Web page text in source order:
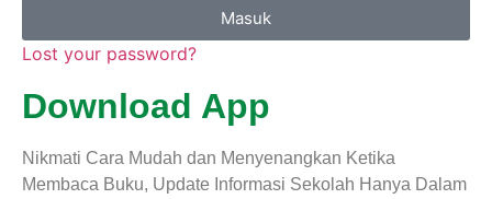
Masuk
Lost your password?
Download App
Nikmati Cara Mudah dan Menyenangkan Ketika
Membaca Buku, Update Informasi Sekolah Hanya Dalam